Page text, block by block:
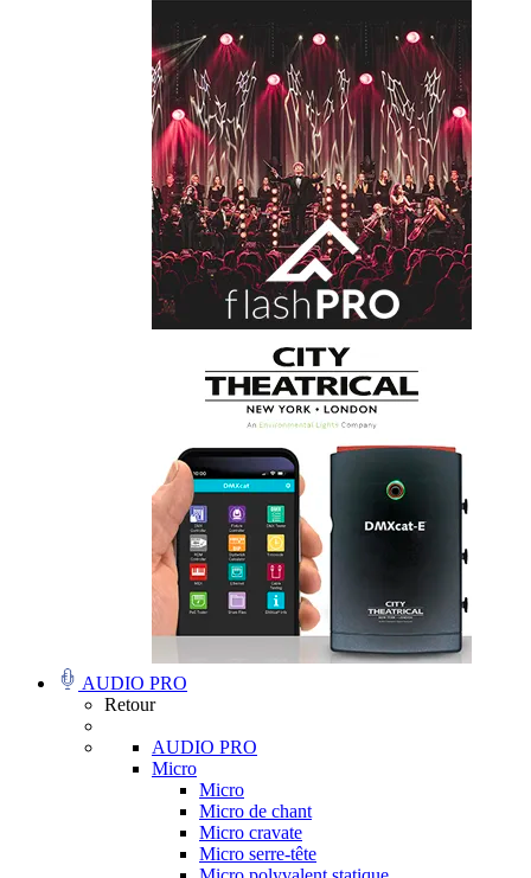
AUDIO PRO
Retour
AUDIO PRO
Micro
Micro
Micro de chant
Micro cravate
Micro serre-tête